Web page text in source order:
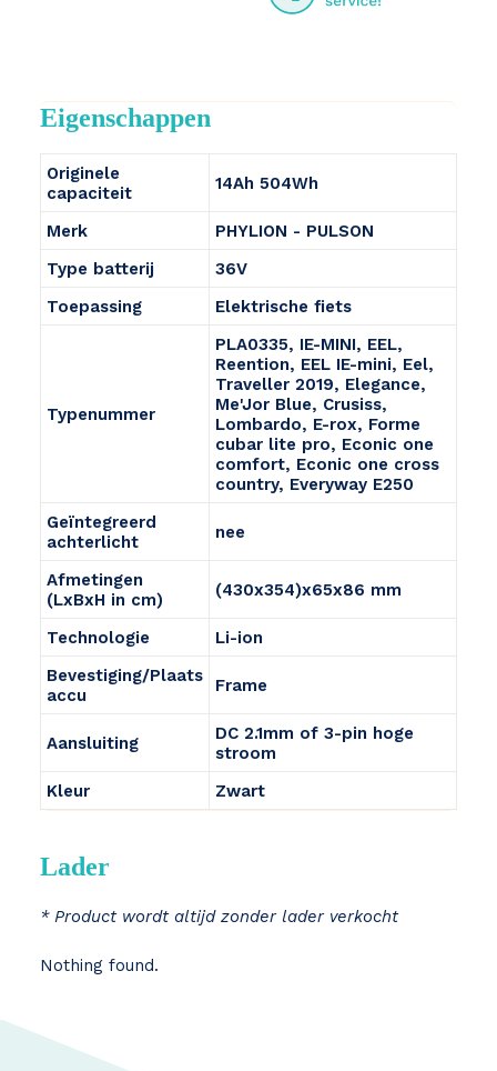
Eigenschappen
Originele
capaciteit
14Ah 504Wh
Merk
PHYLION - PULSON
Type batterij
36V
Toepassing
Elektrische fiets
Typenummer
PLA0335, IE-MINI, EEL,
Reention, EEL IE-mini, Eel,
Traveller 2019, Elegance,
Me'Jor Blue, Crusiss,
Lombardo, E-rox, Forme
cubar lite pro, Econic one
comfort, Econic one cross
country, Everyway E250
Geïntegreerd
achterlicht
nee
Afmetingen
(LxBxH in cm)
(430x354)x65x86 mm
Technologie
Li-ion
Bevestiging/Plaats
accu
Frame
Aansluiting
DC 2.1mm of 3-pin hoge
stroom
Kleur
Zwart
Lader
* Product wordt altijd zonder lader verkocht
Nothing found.